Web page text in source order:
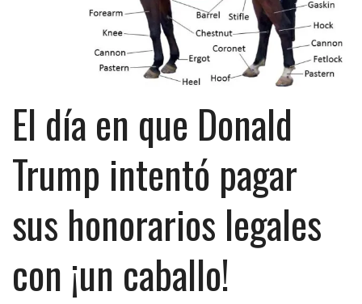
El día en que Donald
Trump intentó pagar
sus honorarios legales
con ¡un caballo!